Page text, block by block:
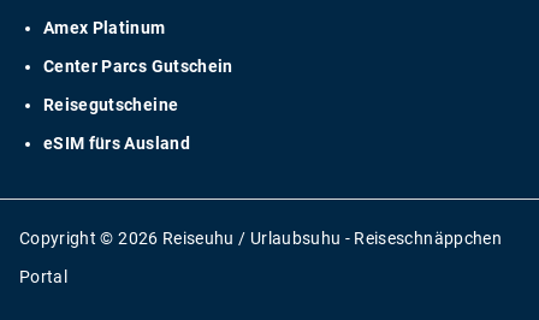
Amex Platinum
Center Parcs Gutschein
Reisegutscheine
eSIM fürs Ausland
Copyright © 2026 Reiseuhu / Urlaubsuhu - Reiseschnäppchen
Portal